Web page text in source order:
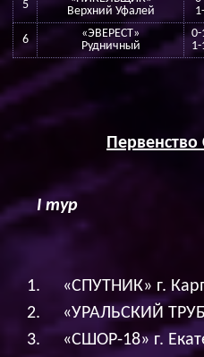
5
Верхний Уфалей
6
«ЭВЕРЕСТ»
Рудничный
0-
1-
Iтур
«СПУТНИК» г.
«УРАЛЬСКИЙ
«СШОР-18» г.